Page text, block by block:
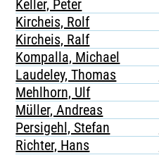
Keller, Peter
Kircheis, Rolf
Kircheis, Ralf
Kompalla, Michael
Laudeley, Thomas
Mehlhorn, Ulf
Müller, Andreas
Persigehl, Stefan
Richter, Hans